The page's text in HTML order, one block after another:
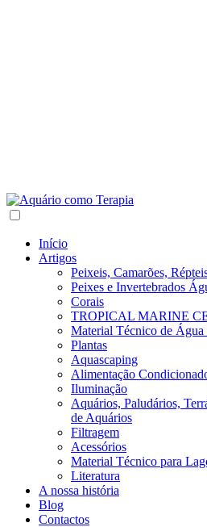
Início
Artigos
Peixeis, Camarões,
Peixes e Invertebrados
Corais
TROPICAL MARINE
Material Técnico de Água
Plantas
Aquascaping
Alimentação
Iluminação
Aquários, Paludários,
de Aquários
Filtragem
Acessórios
Material Técnico para
Literatura
A nossa história
Blog
Contactos